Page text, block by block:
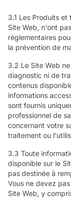
3.1 Les Produits
Site Web, n'ont
réglementaires
la prévention de
3.2 Le Site Web
diagnostic ni de
contenus
informations
sont fournis
professionnel de
concernant votre
traitement ou
3.3 Toute
disponible sur le
pas destinée à
Vous ne devez
Site Web, y